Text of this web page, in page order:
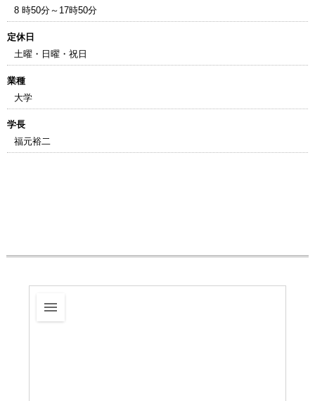
8 時50分～17時50分
定休日
土曜・日曜・祝日
業種
大学
学長
福元裕二